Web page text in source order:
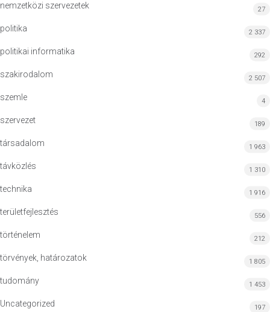
nemzetközi szervezetek 27
politika 2 337
politikai informatika 292
szakirodalom 2 507
szemle 4
szervezet 189
társadalom 1 963
távközlés 1 310
technika 1 916
területfejlesztés 556
történelem 212
törvények, határozatok 1 805
tudomány 1 453
Uncategorized 197